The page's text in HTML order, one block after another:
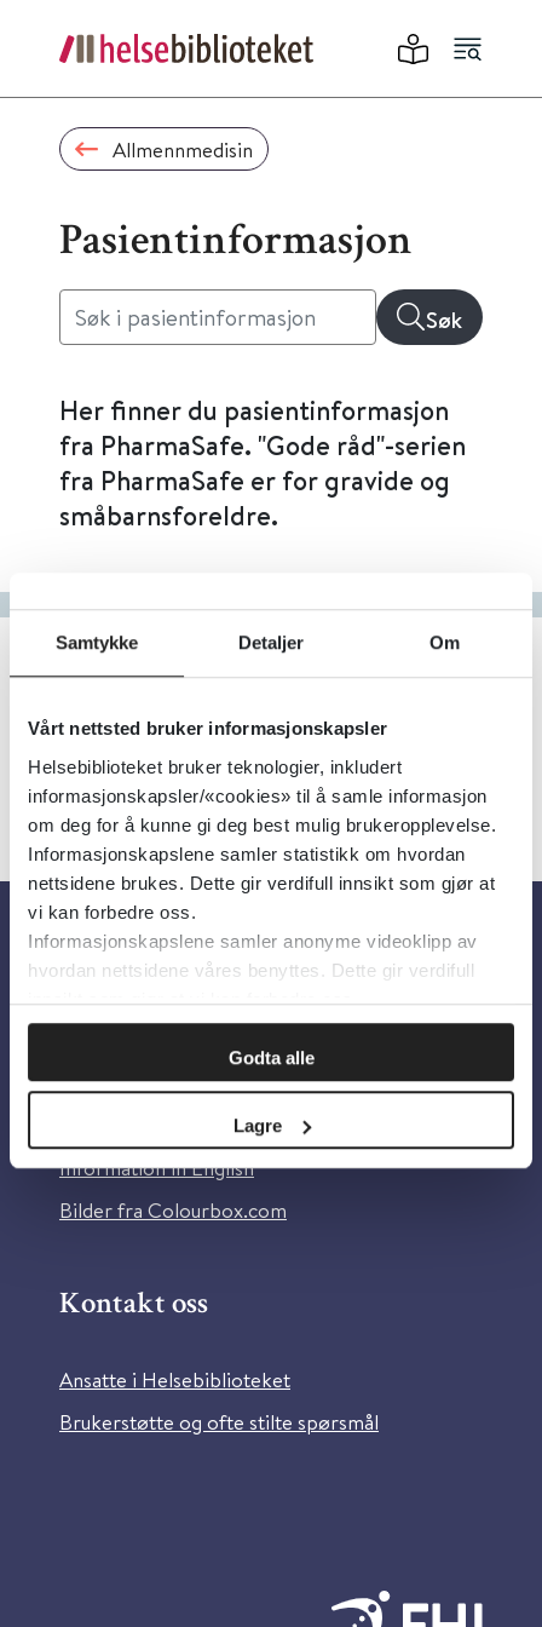
Samtykke Detaljer Om
Vårt nettsted bruker informasjonskapsler
Helsebiblioteket bruker teknologier, inkludert
informasjonskapsler/«cookies» til å samle informasjon
om deg for å kunne gi deg best mulig brukeropplevelse.
Informasjonskapslene samler statistikk om hvordan
nettsidene brukes. Dette gir verdifull innsikt som gjør at
vi kan forbedre oss.
Informasjonskapslene samler anonyme videoklipp av
hvordan nettsidene våres benyttes. Dette gir verdifull
innsikt som gjør at vi kan forbedre oss.
Godta alle
Lagre
Allmennmedisin
Pasientinformasjon
Søk
Her finner du pasientinformasjon
fra PharmaSafe. "Gode råd"-serien
fra PharmaSafe er for gravide og
småbarnsforeldre.
Gå til bokstav
Filter
Om oss
Personvern og informasjonskapsler
Tilgjengelighetserklæring
Information in English
Bilder fra Colourbox.com
Kontakt oss
Ansatte i Helsebiblioteket
Brukerstøtte og ofte stilte spørsmål